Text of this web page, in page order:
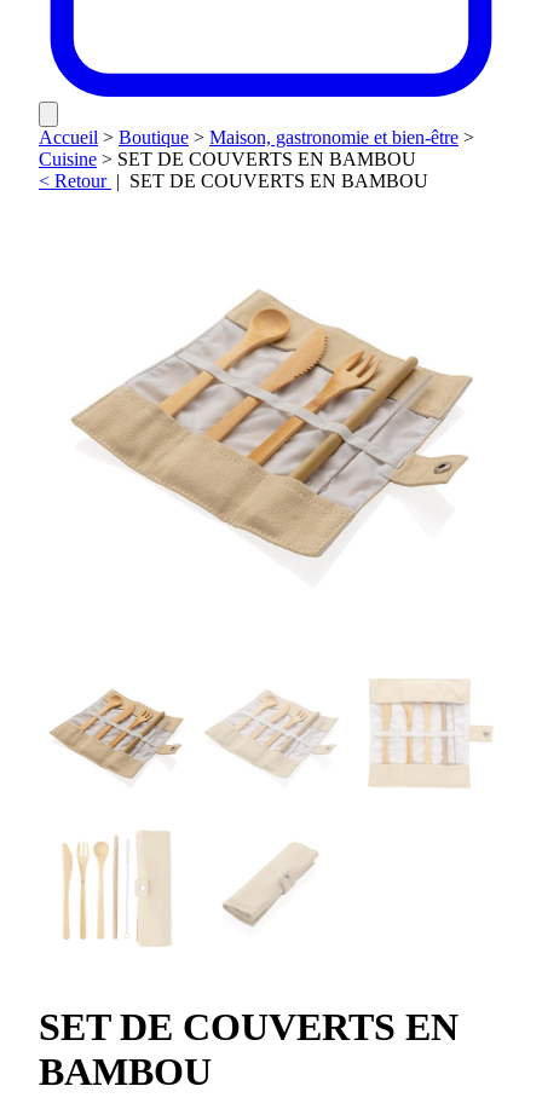
Accueil > Boutique > Maison, gastronomie et bien-être >
Cuisine > SET DE COUVERTS EN BAMBOU
< Retour | SET DE COUVERTS EN BAMBOU
SET DE COUVERTS EN
BAMBOU